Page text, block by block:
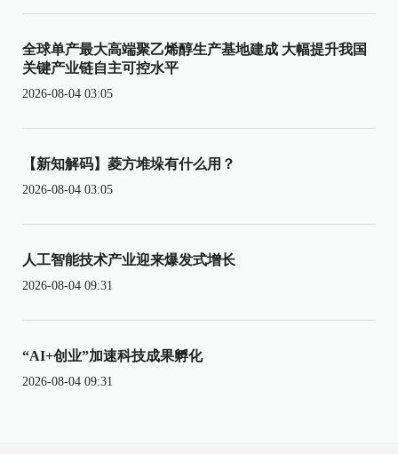
全球单产最大高端聚乙烯醇生产基地建成 大幅提升我国
关键产业链自主可控水平
2026-08-04 03:05
【新知解码】菱方堆垛有什么用？
2026-08-04 03:05
人工智能技术产业迎来爆发式增长
2026-08-04 09:31
“AI+创业”加速科技成果孵化
2026-08-04 09:31